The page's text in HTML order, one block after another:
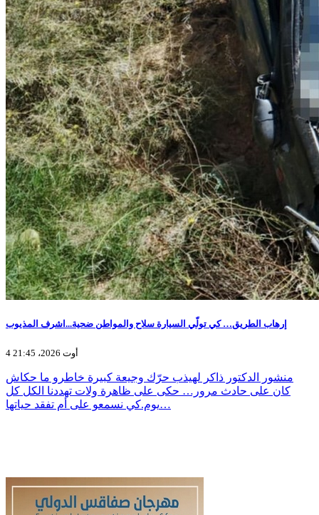
إرهاب الطريق… كي تولّي السيارة سلاح والمواطن ضحية...اشرف المذيوب
4 أوت 2026، 21:45
منشور الدكتور ذاكر لهيذب حرّك وجيعة كبيرة خاطرو ما حكاش
كان على حادث مرور… حكى على ظاهرة ولات تهددنا الكل كل
يوم.كي نسمعو على أم تفقد حياتها…